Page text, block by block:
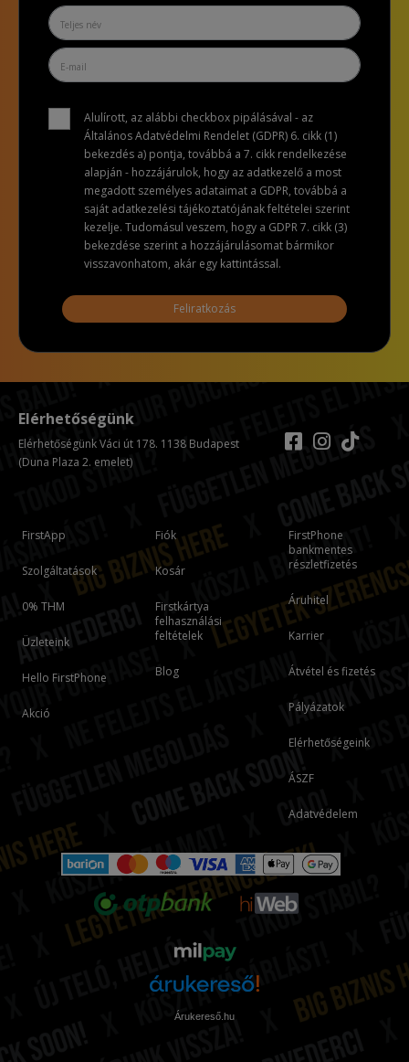
Alulírott, az alábbi checkbox pipálásával - az
Általános Adatvédelmi Rendelet (GDPR) 6. cikk (1)
bekezdés a) pontja, továbbá a 7. cikk rendelkezése
alapján - hozzájárulok, hogy az adatkezelő a most
megadott személyes adataimat a GDPR, továbbá a
saját adatkezelési tájékoztatójának feltételei szerint
kezelje. Tudomásul veszem, hogy a GDPR 7. cikk (3)
bekezdése szerint a hozzájárulásomat bármikor
visszavonhatom, akár egy kattintással.
Feliratkozás
FirstApp
Szolgáltatások
0% THM
Üzleteink
Hello FirstPhone
Akció
Fiók
Kosár
Firstkártya
felhasználási
feltételek
Blog
FirstPhone
bankmentes
részletfizetés
Áruhitel
Karrier
Átvétel és fizetés
Pályázatok
Elérhetőségeink
ÁSZF
Adatvédelem
Elérhetőségünk
Elérhetőségünk Váci út 178. 1138 Budapest
(Duna Plaza 2. emelet)
Árukereső.hu